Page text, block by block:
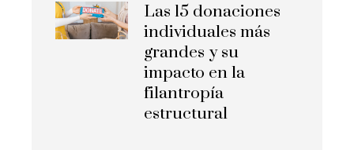
Las 15 donaciones
individuales más
grandes y su
impacto en la
filantropía
estructural